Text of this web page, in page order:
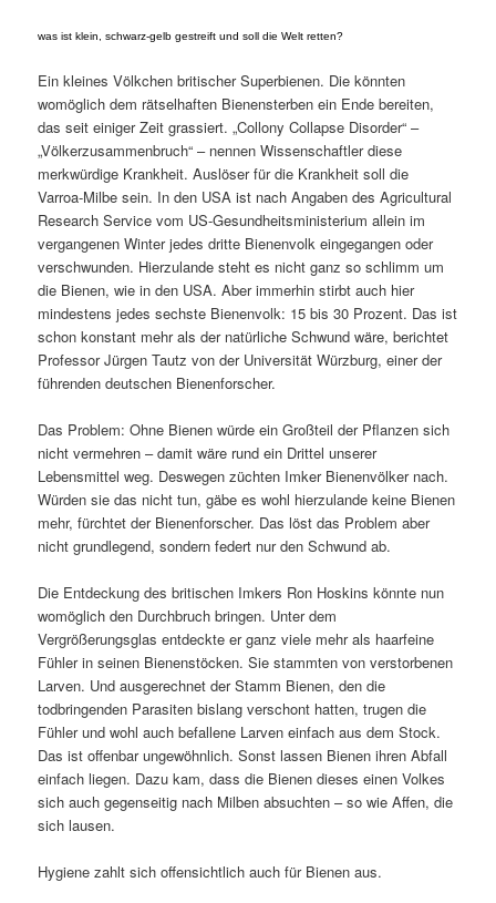
was ist klein, schwarz-gelb gestreift und soll die Welt retten?
Ein kleines Völkchen britischer Superbienen. Die könnten
womöglich dem rätselhaften Bienensterben ein Ende bereiten,
das seit einiger Zeit grassiert. „Collony Collapse Disorder“ –
„Völkerzusammenbruch“ – nennen Wissenschaftler diese
merkwürdige Krankheit. Auslöser für die Krankheit soll die
Varroa-Milbe sein. In den USA ist nach Angaben des Agricultural
Research Service vom US-Gesundheitsministerium allein im
vergangenen Winter jedes dritte Bienenvolk eingegangen oder
verschwunden. Hierzulande steht es nicht ganz so schlimm um
die Bienen, wie in den USA. Aber immerhin stirbt auch hier
mindestens jedes sechste Bienenvolk: 15 bis 30 Prozent. Das ist
schon konstant mehr als der natürliche Schwund wäre, berichtet
Professor Jürgen Tautz von der Universität Würzburg, einer der
führenden deutschen Bienenforscher.
Das Problem: Ohne Bienen würde ein Großteil der Pflanzen sich
nicht vermehren – damit wäre rund ein Drittel unserer
Lebensmittel weg. Deswegen züchten Imker Bienenvölker nach.
Würden sie das nicht tun, gäbe es wohl hierzulande keine Bienen
mehr, fürchtet der Bienenforscher. Das löst das Problem aber
nicht grundlegend, sondern federt nur den Schwund ab.
Die Entdeckung des britischen Imkers Ron Hoskins könnte nun
womöglich den Durchbruch bringen. Unter dem
Vergrößerungsglas entdeckte er ganz viele mehr als haarfeine
Fühler in seinen Bienenstöcken. Sie stammten von verstorbenen
Larven. Und ausgerechnet der Stamm Bienen, den die
todbringenden Parasiten bislang verschont hatten, trugen die
Fühler und wohl auch befallene Larven einfach aus dem Stock.
Das ist offenbar ungewöhnlich. Sonst lassen Bienen ihren Abfall
einfach liegen. Dazu kam, dass die Bienen dieses einen Volkes
sich auch gegenseitig nach Milben absuchten – so wie Affen, die
sich lausen.
Hygiene zahlt sich offensichtlich auch für Bienen aus.